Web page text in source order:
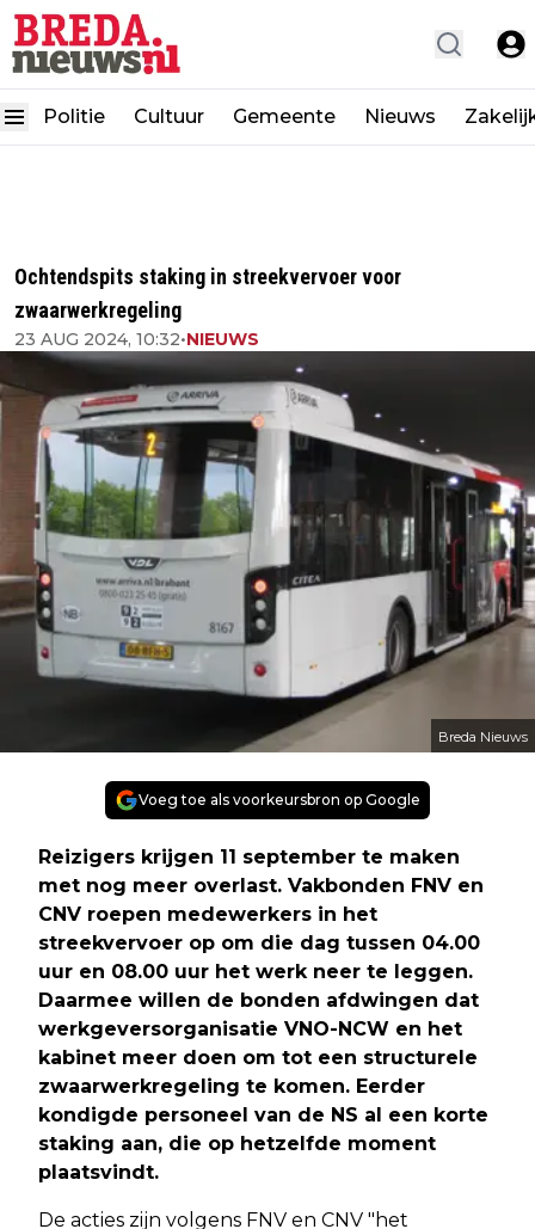
Politie Cultuur Gemeente Nieuws
Ochtendspits staking in streekvervoer voor
zwaarwerkregeling
23 AUG 2024, 10:32•NIEUWS
Breda Nieuws
Voeg toe als voorkeursbron op Google
Reizigers krijgen 11 september te maken
met nog meer overlast. Vakbonden FNV en
CNV roepen medewerkers in het
streekvervoer op om die dag tussen 04.00
uur en 08.00 uur het werk neer te leggen.
Daarmee willen de bonden afdwingen dat
werkgeversorganisatie VNO-NCW en het
kabinet meer doen om tot een structurele
zwaarwerkregeling te komen. Eerder
kondigde personeel van de NS al een korte
staking aan, die op hetzelfde moment
plaatsvindt.
De acties zijn volgens FNV en CNV "het